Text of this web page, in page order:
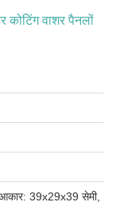
कोटिंग वाशर पैनलों
39x29x39 सेमी,